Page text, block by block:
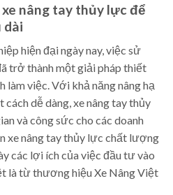
nâng tay thủy lực để
dài
hiện đại ngày nay, việc sử
trở thành một giải pháp thiết
làm việc. Với khả năng nâng hạ
cách dễ dàng, xe nâng tay thủy
và công sức cho các doanh
xe nâng tay thủy lực chất lượng
các lợi ích của việc đầu tư vào
là từ thương hiệu Xe Nâng Việt